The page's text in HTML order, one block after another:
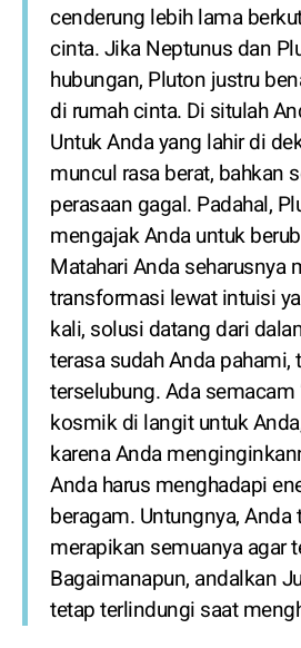
cenderung lebih lama
cinta. Jika Neptunus dan
hubungan, Pluton justru
di rumah cinta. Di situlah
Untuk Anda yang lahir di
muncul rasa berat, bahkan
perasaan gagal. Padahal,
mengajak Anda untuk
Matahari Anda seharusnya
transformasi lewat intuisi
kali, solusi datang dari
terasa sudah Anda pahami,
terselubung. Ada semacam
kosmik di langit untuk
karena Anda
Anda harus menghadapi
beragam. Untungnya,
merapikan semuanya agar
Bagaimanapun, andalkan
tetap terlindungi saat